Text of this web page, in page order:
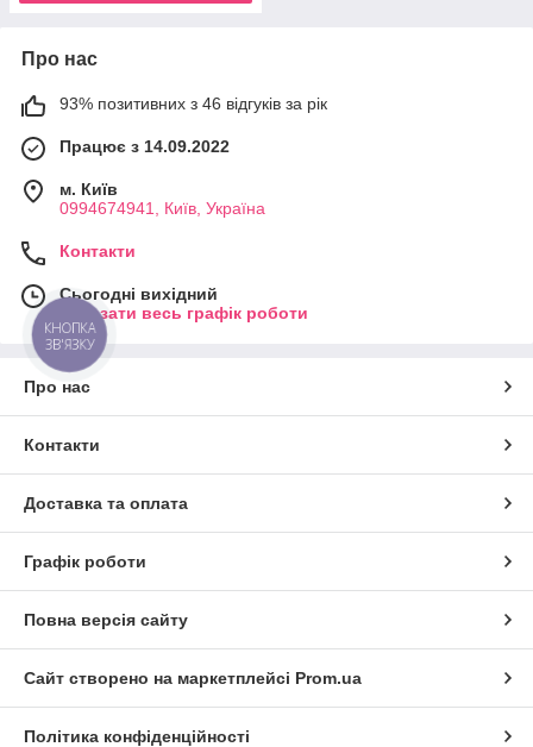
Про нас
93% позитивних з 46 відгуків за рік
Працює з 14.09.2022
м. Київ
0994674941, Київ, Україна
Контакти
Сьогодні вихідний
Показати весь графік роботи
Про нас
Контакти
Доставка та оплата
Графік роботи
Повна версія сайту
Сайт створено на маркетплейсі Prom.ua
Політика конфіденційності
КНОПКА
ЗВ'ЯЗКУ